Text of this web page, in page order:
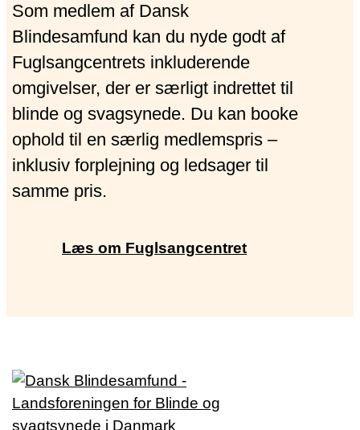
Som medlem af Dansk
Blindesamfund kan du nyde godt af
Fuglsangcentrets inkluderende
omgivelser, der er særligt indrettet til
blinde og svagsynede. Du kan booke
ophold til en særlig medlemspris –
inklusiv forplejning og ledsager til
samme pris.
Læs om Fuglsangcentret